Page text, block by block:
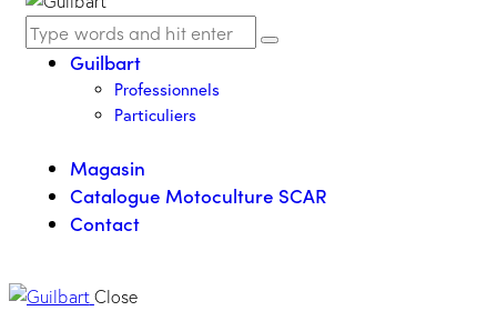
Guilbart
Professionnels
Particuliers
Magasin
Catalogue Motoculture SCAR
Contact
Close